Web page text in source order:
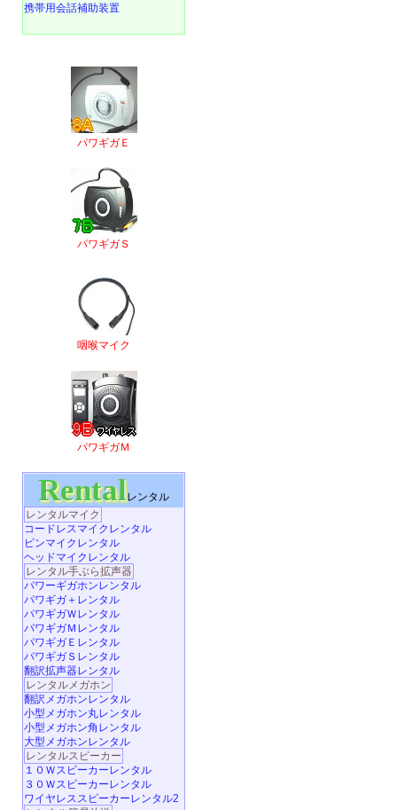
携帯用会話補助装置
パワギガＥ
パワギガＳ
咽喉マイク
パワギガＭ
Rentalレンタル
レンタルマイク
コードレスマイクレンタル
ピンマイクレンタル
ヘッドマイクレンタル
レンタル手ぶら拡声器
パワーギガホンレンタル
パワギガ＋レンタル
パワギガＷレンタル
パワギガＭレンタル
パワギガＥレンタル
パワギガＳレンタル
翻訳拡声器レンタル
レンタルメガホン
翻訳メガホンレンタル
小型メガホン丸レンタル
小型メガホン角レンタル
大型メガホンレンタル
レンタルスピーカー
１０Ｗスピーカーレンタル
３０Ｗスピーカーレンタル
ワイヤレススピーカーレンタル2